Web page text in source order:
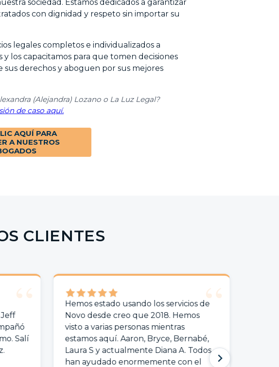
sociedad. Estamos dedicados a garantizar
con dignidad y respeto sin importar su
legales completos e individualizados a
y los capacitamos para que tomen decisiones
sus derechos y aboguen por sus mejores
(Alejandra) Lozano o La Luz Legal?
de caso aquí.
AQUÍ PARA
A NUESTROS
CLIENTES
Hemos estado usando los servicios de
Novo desde creo que 2018. Hemos
visto a varias personas mientras
estamos aquí. Aaron, Bryce, Bernabé,
Laura S y actualmente Diana A. Todos
han ayudado enormemente con el
mejor servicio
esposo y yo